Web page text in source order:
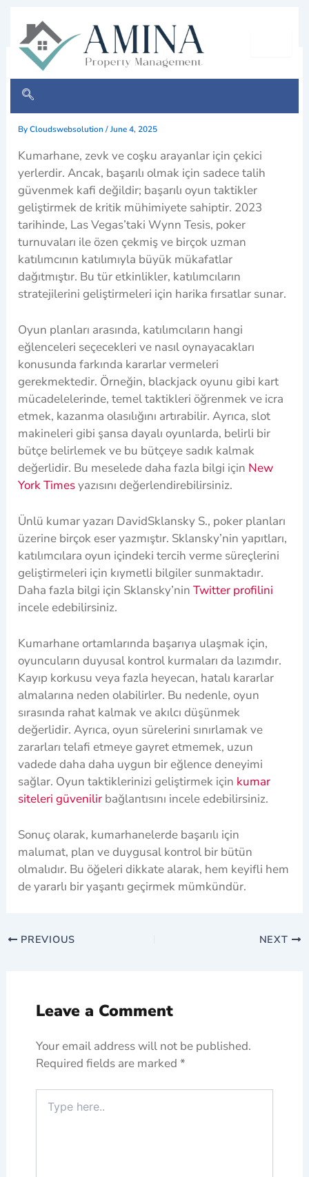
content
Kumarhanelerde Oyun
Stratejileri ve Başarı İpuçları
ByCloudswebsolution/June 4, 2025
Kumarhane, zevk ve coşku arayanlar için çekici
yerlerdir. Ancak, başarılı olmak için sadece talih
güvenmek kafi değildir; başarılı oyun taktikler
geliştirmek de kritik mühimiyete sahiptir. 2023
tarihinde, Las Vegas’taki Wynn Tesis, poker
turnuvaları ile özen çekmiş ve birçok uzman
katılımcının katılımıyla büyük mükafatlar
dağıtmıştır. Bu tür etkinlikler, katılımcıların
stratejilerini geliştirmeleri için harika fırsatlar sunar.
Oyun planları arasında, katılımcıların hangi
eğlenceleri seçecekleri ve nasıl oynayacakları
konusunda farkında kararlar vermeleri
gerekmektedir. Örneğin, blackjack oyunu gibi kart
mücadelelerinde, temel taktikleri öğrenmek ve icra
etmek, kazanma olasılığını artırabilir. Ayrıca, slot
makineleri gibi şansa dayalı oyunlarda, belirli bir
bütçe belirlemek ve bu bütçeye sadık kalmak
değerlidir. Bu meselede daha fazla bilgi için New
York Timesyazısını değerlendirebilirsiniz.
Ünlü kumar yazarı DavidSklansky S., poker planları
üzerine birçok eser yazmıştır. Sklansky’nin yapıtları,
katılımcılara oyun içindeki tercih verme süreçlerini
geliştirmeleri için kıymetli bilgiler sunmaktadır.
Daha fazla bilgi için Sklansky’ninTwitter profilini
incele edebilirsiniz.
Kumarhane ortamlarında başarıya ulaşmak için,
oyuncuların duyusal kontrol kurmaları da lazımdır.
Kayıp korkusu veya fazla heyecan, hatalı kararlar
almalarına neden olabilirler. Bu nedenle, oyun
sırasında rahat kalmak ve akılcı düşünmek
değerlidir. Ayrıca, oyun sürelerini sınırlamak ve
zararları telafi etmeye gayret etmemek, uzun
vadede daha daha uygun bir eğlence deneyimi
sağlar. Oyun taktiklerinizi geliştirmek için kumar
siteleri güvenilir bağlantısını incele edebilirsiniz.
Sonuç olarak, kumarhanelerde başarılı için
malumat, plan ve duygusal kontrol bir bütün
olmalıdır. Bu öğeleri dikkate alarak, hem keyifli hem
de yararlı bir yaşantı geçirmek mümkündür.
PREVIOUS NEXT
Leave a Comment
Your email address will not be published.
Required fields are marked *
here..